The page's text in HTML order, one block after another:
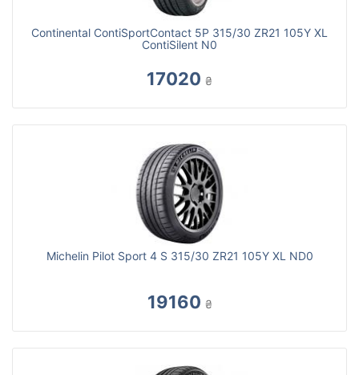
Continental ContiSportContact 5P 315/30 ZR21 105Y XL
ContiSilent N0
17020 ₴
Michelin Pilot Sport 4 S 315/30 ZR21 105Y XL ND0
19160 ₴